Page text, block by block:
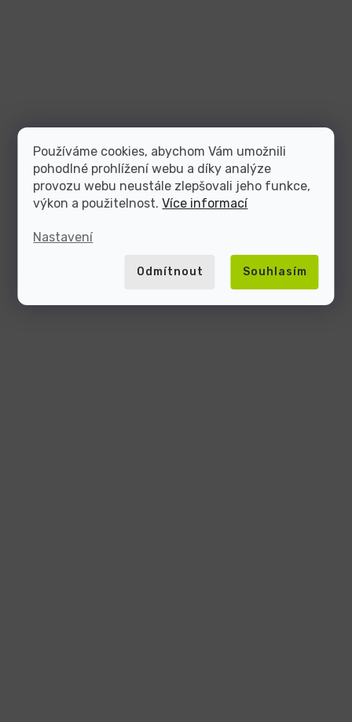
Používáme cookies, abychom Vám umožnili
pohodlné prohlížení webu a díky analýze
provozu webu neustále zlepšovali jeho funkce,
výkon a použitelnost.Více informací
Nastavení
Odmítnout Souhlasím